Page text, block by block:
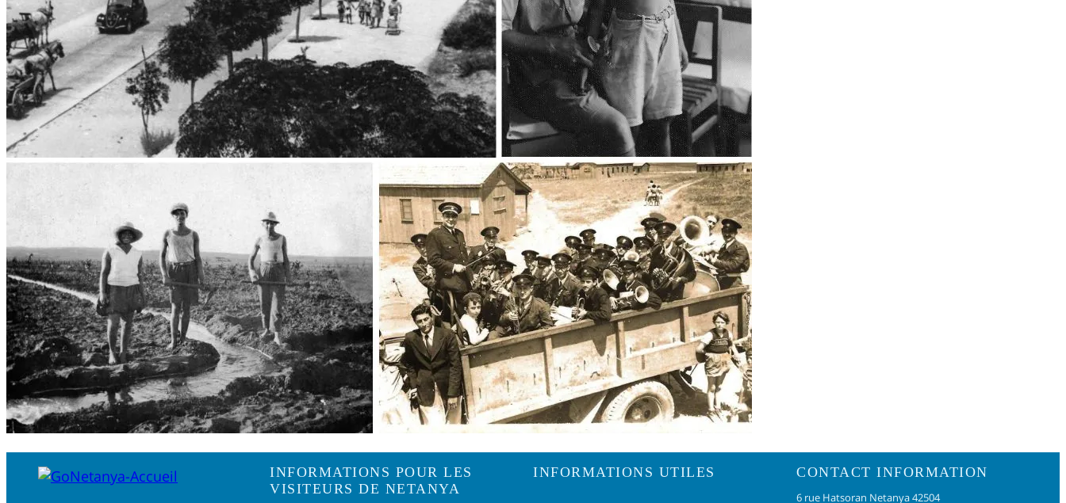
INFORMATIONS POUR LES
VISITEURS DE NETANYA
INFORMATIONS UTILES CONTACT INFORMATION
6 rue Hatsoran Netanya 42504